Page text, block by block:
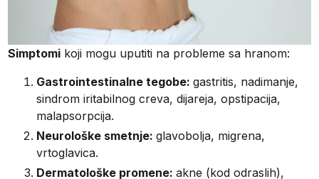
Simptomi koji mogu uputiti na probleme sa hranom:
Gastrointestinalne tegobe:gastritis, nadimanje,
sindrom iritabilnog creva, dijareja, opstipacija,
malapsorpcija.
Neurološke smetnje:glavobolja, migrena,
vrtoglavica.
Dermatološke promene:akne (kod odraslih),